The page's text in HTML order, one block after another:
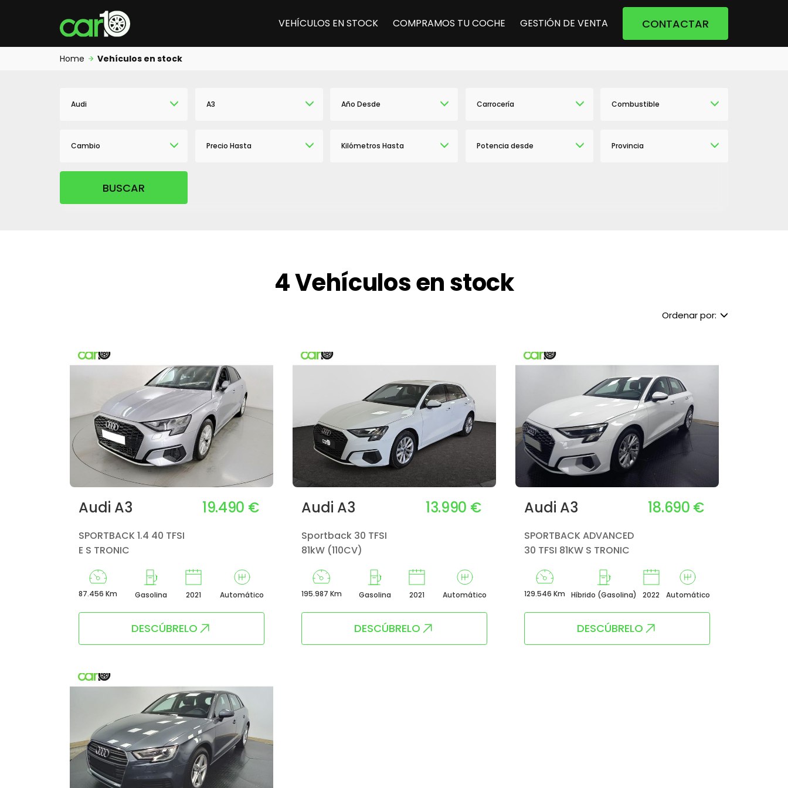
VEHÍCULOS EN STOCK COMPRAMOS TU COCHE GESTIÓN DE VENTA CONTACTAR
Home Vehículos en stock
Audi A3 Año Desde Carrocería Combustible
Cambio Precio Hasta Kilómetros Hasta Potencia desde Provincia
BUSCAR
4 Vehículos en stock
Ordenar por:
Audi A3
SPORTBACK 1.4 40 TFSI
E S TRONIC
19.490 €
87.456 Km Gasolina 2021 Automático
DESCÚBRELO
Audi A3
Sportback 30 TFSI
81kW (110CV)
13.990 €
195.987 Km Gasolina 2021 Automático
DESCÚBRELO
Audi A3
SPORTBACK ADVANCED
30 TFSI 81KW S TRONIC
18.690 €
129.546 Km Híbrido (Gasolina) 2022 Automático
DESCÚBRELO